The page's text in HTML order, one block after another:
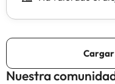
Nuestra